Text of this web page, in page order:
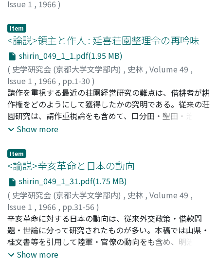
Issue 1 , 1966 )
Item
<論説>領主と作人 : 延喜荘園整理令の再吟味
shirin_049_1_1.pdf(1.95 MB)
( 史学研究会 (京都大学文学部内) , 史林 , Volume 49 ,
Issue 1 , 1966 , pp.1-30 )
赤松, 俊秀;Akamatsu, Toshihide;アカマツ, トシヒデ
請作を重視する最近の荘園経営研究の難点は、借耕者が耕
作権をどのようにして獲得したかの究明である。従来の荘
園研究は、請作重視論をも含めて、口分田・墾田・治田の
私有性を強調するあまり、借耕者の存在を無視したり認め
かった。この論文は、十紀世初頭に長期の耕作権が始めて
容認され百姓の名による田地立券が抑止されたとの見解の
もとに、従来一体視された地主層のなかから領主と作人が
分化する過程を追跡し、明確を欠く延喜荘園整理令実施の
成果について再吟味すべきことを主張する。
Show more
Item
<論説>辛亥革命と日本の動向
shirin_049_1_31.pdf(1.75 MB)
( 史学研究会 (京都大学文学部内) , 史林 , Volume 49 ,
Issue 1 , 1966 , pp.31-56 )
山本, 四郎;Yamamoto, Shiro;ヤマモト, シロウ
辛亥革命に対する日本の動向は、従来外交政策・借款問
題・世論に分って研究されたものが多い。本稿では山県・
桂文書等を引用して陸軍・官僚の動向をも含め、明治末年
の日本の情勢を包括して、その致策を後づけることにし
Show more